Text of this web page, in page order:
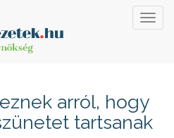
arról, hogy
tartsanak